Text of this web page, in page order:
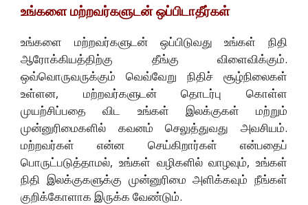
உங்களை மற்றவர்களுடன் ஒப்பிடாதீர்கள்
உங்களை மற்றவர்களுடன் ஒப்பிடுவது உங்கள் நிதி
ஆரோக்கியத்திற்கு தீங்கு விளைவிக்கும்.
ஒவ்வொருவருக்கும் வெவ்வேறு நிதிச் சூழ்நிலைகள்
உள்ளன, மற்றவர்களுடன் தொடர்பு கொள்ள
முயற்சிப்பதை விட உங்கள் இலக்குகள் மற்றும்
முன்னுரிமைகளில் கவனம் செலுத்துவது அவசியம்.
மற்றவர்கள் என்ன செய்கிறார்கள் என்பதைப்
பொருட்படுத்தாமல், உங்கள் வழிகளில் வாழவும், உங்கள்
நிதி இலக்குகளுக்கு முன்னுரிமை அளிக்கவும் நீங்கள்
குறிக்கோளாக இருக்க வேண்டும்.